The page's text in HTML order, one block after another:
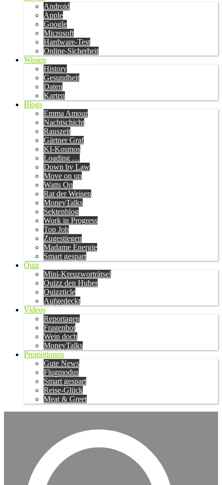
Android
Apple
Google
Microsoft
Hardware-Test
Online-Sicherheit
Wissen
History
Gesundheit
Daten
Karten
Blogs
Emma Amour
Nachtschicht
Rauszeit
Gärtner Graf
KI-Kosmos
Loading …
Down by Law
Move on up
Watts On
Rat der Weisen
MoneyTalks
Sektenblog
Work in Progress
Top Job
Zugestiegen
Madame Energie
Smart gespart
Quiz
Mini-Kreuzworträtsel
Quizz den Huber
Quizzticle
Aufgedeckt
Videos
Reportagen
Fragenbot
Wein doch
MoneyTalks
Promotionen
Gute News
Flugmodus
Smart gespart
Reise-Glück
Meat & Greet